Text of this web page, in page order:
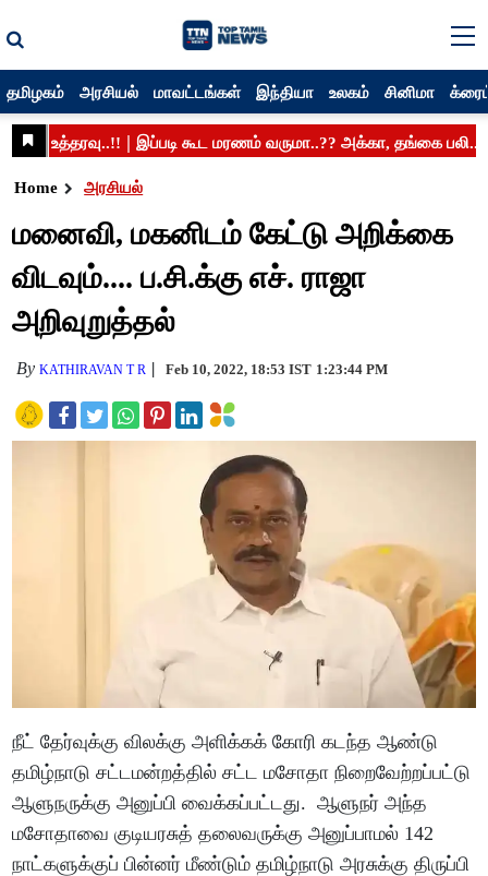
தமிழகம் அரசியல் மாவட்டங்கள் இந்தியா உலகம் சினிமா
Home அரசியல்
மனைவி, மகனிடம் கேட்டு அறிக்கை
விடவும்.... ப.சி.க்கு எச். ராஜா
அறிவுறுத்தல்
ByKATHIRAVAN T R Feb 10, 2022, 18:53 IST 1:23:44 PM
நீட் தேர்வுக்கு விலக்கு அளிக்கக் கோரி கடந்த ஆண்டு
தமிழ்நாடு சட்டமன்றத்தில் சட்ட மசோதா நிறைவேற்றப்பட்டு
ஆளுநருக்கு அனுப்பி வைக்கப்பட்டது. ஆளுநர் அந்த
மசோதாவை குடியரசுத் தலைவருக்கு அனுப்பாமல் 142
நாட்களுக்குப் பின்னர் மீண்டும் தமிழ்நாடு அரசுக்கு திருப்பி